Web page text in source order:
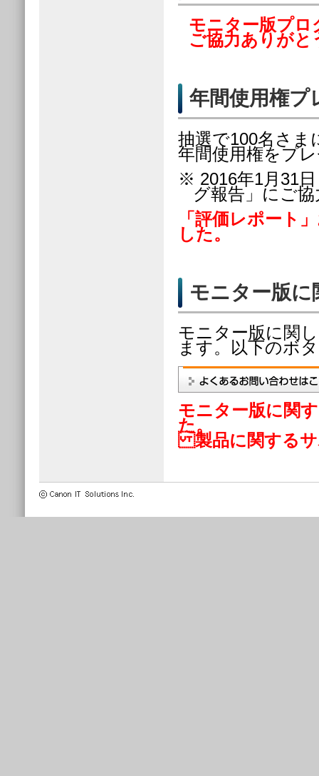
モニター版プロ
ご協力ありが
年間使用権プ
抽選で100名さま
年間使用権をプ
※ 2016年1月31
グ報告」にご
「評価レポート
した。
モニター版
モニター版に関
ます。以下のボ
モニター版に関
た。
製品に関するサ